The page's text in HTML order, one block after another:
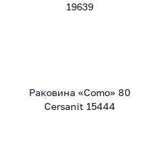
19639
Раковина «Como» 80
Cersanit 15444